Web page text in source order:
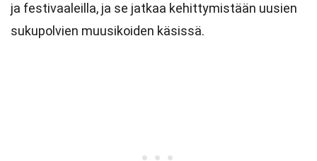
ja festivaaleilla, ja se jatkaa kehittymistään uusien
sukupolvien muusikoiden käsissä.